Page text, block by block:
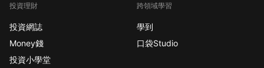
投資理財
投資網誌
Money錢
投資小學堂
跨領域學習
學到
口袋Studio